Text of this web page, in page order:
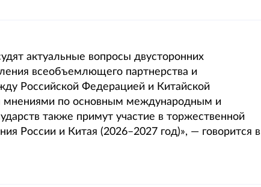
актуальные вопросы двусторонних
всеобъемлющего партнерства и
Российской Федерацией и Китайской
мнениями по основным международным и
также примут участие в торжественной
России и Китая (2026–2027 год)», — говорится в